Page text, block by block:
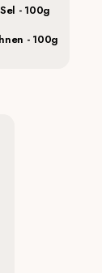
- 100g
- 100g